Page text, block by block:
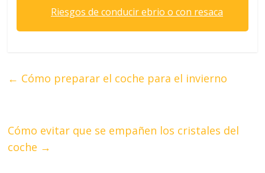
Riesgos de conducir ebrio o con resaca
← Cómo preparar el coche para el invierno
Cómo evitar que se empañen los cristales del
coche →